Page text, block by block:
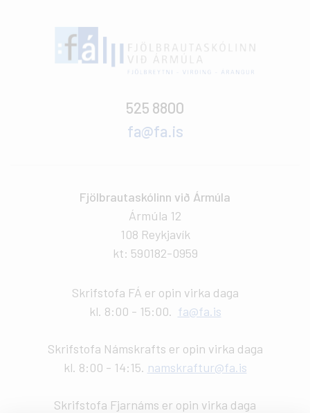
525 8800
fa@fa.is
Fjölbrautaskólinn við Ármúla
Ármúla 12
108 Reykjavík
kt: 590182-0959
Skrifstofa FÁ er opin virka daga
kl. 8:00 - 15:00. fa@fa.is
Skrifstofa Námskrafts er opin virka daga
kl. 8:00 - 14:15. namskraftur@fa.is
Skrifstofa Fjarnáms er opin virka daga